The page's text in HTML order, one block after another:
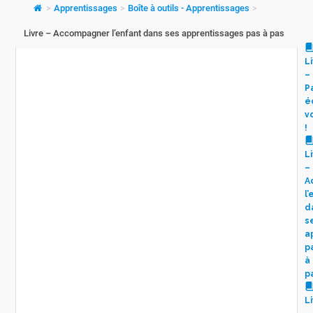
> Apprentissages > Boîte à outils - Apprentissages >
Livre – Accompagner l’enfant dans ses apprentissages pas à pas
–
!
–
à